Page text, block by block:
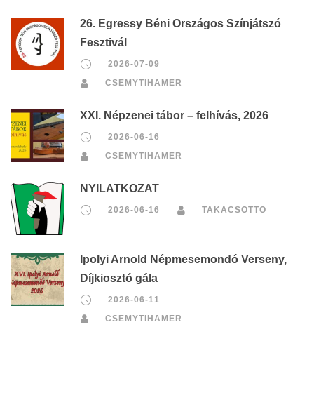
26. Egressy Béni Országos Színjátszó
Fesztivál
2026-07-09
CSEMYTIHAMER
XXI. Népzenei tábor – felhívás, 2026
2026-06-16
CSEMYTIHAMER
NYILATKOZAT
2026-06-16 TAKACSOTTO
Ipolyi Arnold Népmesemondó Verseny,
Díjkiosztó gála
2026-06-11
CSEMYTIHAMER